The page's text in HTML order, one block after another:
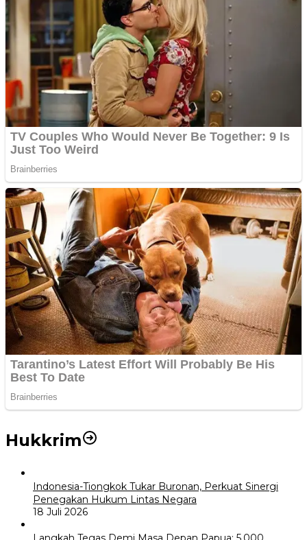
Hukkrim
Indonesia-Tiongkok Tukar Buronan, Perkuat Sinergi
Penegakan Hukum Lintas Negara
18 Juli 2026